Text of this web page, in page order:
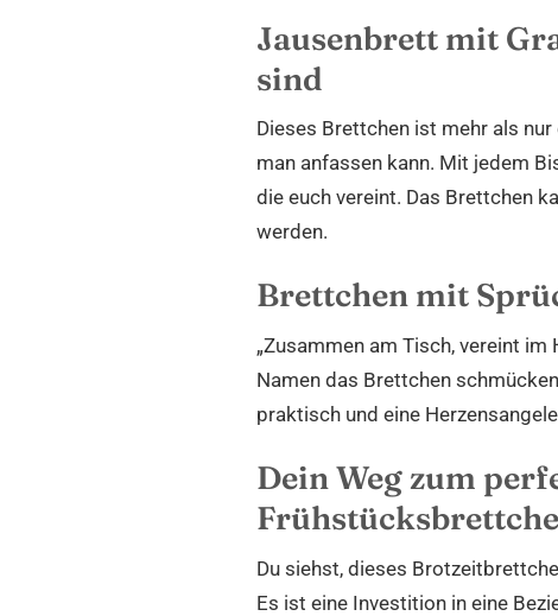
Jausenbrett mit
sind
Dieses Brettchen ist mehr als
man anfassen kann. Mit jedem
die euch vereint. Das Brettchen
werden.
Brettchen mit
„Zusammen am Tisch, vereint im
Namen das Brettchen
praktisch und eine
Dein Weg zum
Du siehst, dieses
Es ist eine Investition in eine